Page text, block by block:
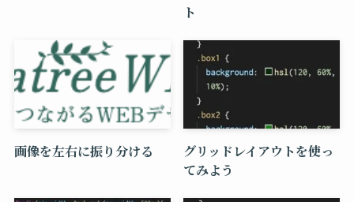
ト
画像を左右に振り分ける
グリッドレイアウトを使っ
てみよう